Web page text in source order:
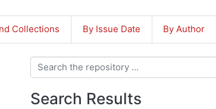
Collections By Issue Date By Author
Search Results